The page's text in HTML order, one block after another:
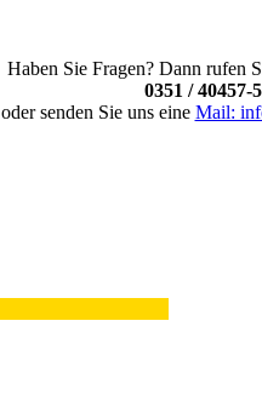
Haben Sie Fragen? Dann rufen
0351 / 40457-
oder senden Sie uns eine Mail: